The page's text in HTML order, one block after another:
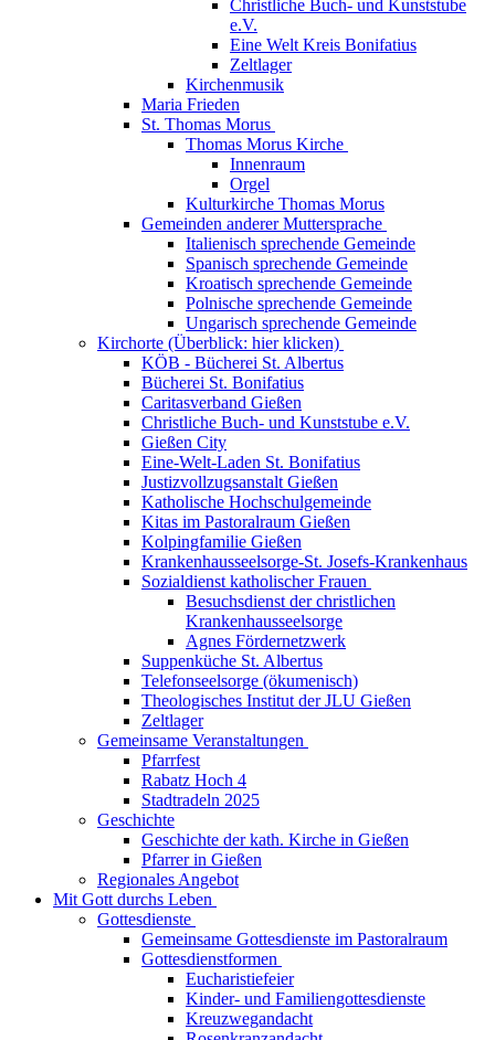
Christliche Buch- und Kunststube
e.V.
Eine Welt Kreis Bonifatius
Zeltlager
Kirchenmusik
Maria Frieden
St. Thomas Morus
Thomas Morus Kirche
Innenraum
Orgel
Kulturkirche Thomas Morus
Gemeinden anderer Muttersprache
Italienisch sprechende Gemeinde
Spanisch sprechende Gemeinde
Kroatisch sprechende Gemeinde
Polnische sprechende Gemeinde
Ungarisch sprechende Gemeinde
Kirchorte (Überblick: hier klicken)
KÖB - Bücherei St. Albertus
Bücherei St. Bonifatius
Caritasverband Gießen
Christliche Buch- und Kunststube e.V.
Gießen City
Eine-Welt-Laden St. Bonifatius
Justizvollzugsanstalt Gießen
Katholische Hochschulgemeinde
Kitas im Pastoralraum Gießen
Kolpingfamilie Gießen
Krankenhausseelsorge-St. Josefs-Krankenhaus
Sozialdienst katholischer Frauen
Besuchsdienst der christlichen
Krankenhausseelsorge
Agnes Fördernetzwerk
Suppenküche St. Albertus
Telefonseelsorge (ökumenisch)
Theologisches Institut der JLU Gießen
Zeltlager
Gemeinsame Veranstaltungen
Pfarrfest
Rabatz Hoch 4
Stadtradeln 2025
Geschichte
Geschichte der kath. Kirche in Gießen
Pfarrer in Gießen
Regionales Angebot
Mit Gott durchs Leben
Gottesdienste
Gemeinsame Gottesdienste im Pastoralraum
Gottesdienstformen
Eucharistiefeier
Kinder- und Familiengottesdienste
Kreuzwegandacht